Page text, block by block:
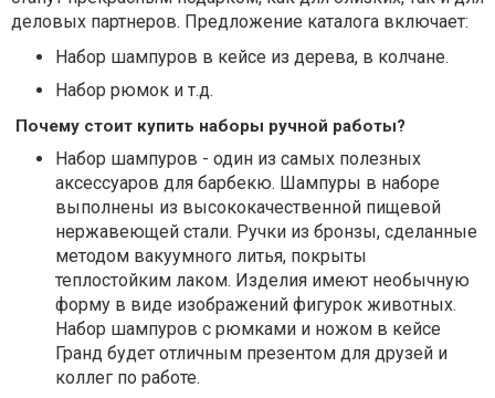
деловых партнеров. Предложение каталога включает:
Набор шампуров в кейсе из дерева, в колчане.
Набор рюмок и т.д.
Почему стоит купить наборы ручной работы?
Набор шампуров - один из самых полезных
аксессуаров для барбекю. Шампуры в наборе
выполнены из высококачественной пищевой
нержавеющей стали. Ручки из бронзы, сделанные
методом вакуумного литья, покрыты
теплостойким лаком. Изделия имеют необычную
форму в виде изображений фигурок животных.
Набор шампуров с рюмками и ножом в кейсе
Гранд будет отличным презентом для друзей и
коллег по работе.